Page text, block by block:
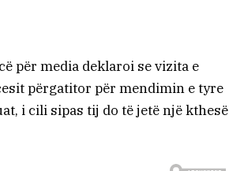
për media deklaroi se vizita e
përgatitor për mendimin e tyre
i cili sipas tij do të jetë një kthesë